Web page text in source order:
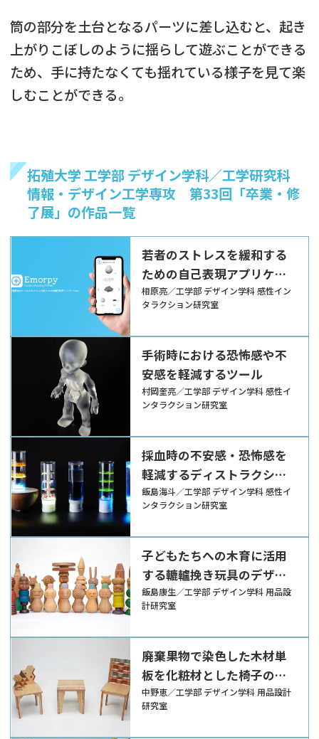
筒の部分を土台となるパーツに差し込むと、起き
上がりこぼしのように揺らして遊ぶことができる
ため、手に持たなくても揺れている様子を見て楽
しむことができる。
拓殖大学 工学部 デザイン学科／工学研究科
情報・デザイン工学専攻 第33回「卒業・修
了展」の作品一覧
若者のストレスを緩和する
ための自己表現アプリケー
ション
相原亮／工学部 デザイン学科 感性イン
タラクション研究室
手術時における恐怖感や不
安感を軽減するツール
村岡奎亮／工学部 デザイン学科 感性イ
ンタラクション研究室
採血時の不安感・恐怖感を
軽減するディストラクショ
ン・ツール
飯島海斗／工学部 デザイン学科 感性イ
ンタラクション研究室
子どもたちへの木育に活用
する轆轤挽き玩具のデザイ
ン
飯島康生／工学部 デザイン学科 用品設
計研究室
廃棄果物で染色した木材単
板を化粧材とした椅子のデ
ザイン
中野恵／工学部 デザイン学科 用品設計
研究室